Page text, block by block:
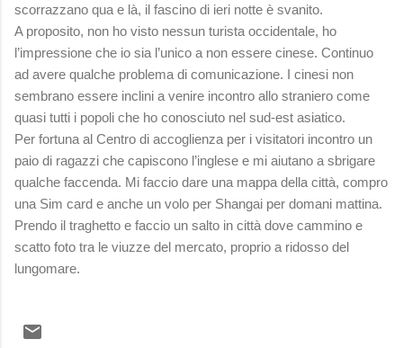
scorrazzano qua e là, il fascino di ieri notte è svanito.
A proposito, non ho visto nessun turista occidentale, ho
l’impressione che io sia l’unico a non essere cinese. Continuo
ad avere qualche problema di comunicazione. I cinesi non
sembrano essere inclini a venire incontro allo straniero come
quasi tutti i popoli che ho conosciuto nel sud-est asiatico.
Per fortuna al Centro di accoglienza per i visitatori incontro un
paio di ragazzi che capiscono l’inglese e mi aiutano a sbrigare
qualche faccenda. Mi faccio dare una mappa della città, compro
una Sim card e anche un volo per Shangai per domani mattina.
Prendo il traghetto e faccio un salto in città dove cammino e
scatto foto tra le viuzze del mercato, proprio a ridosso del
lungomare.